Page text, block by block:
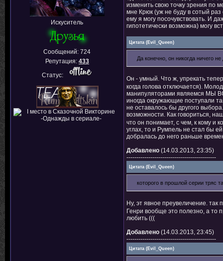
Искуситель
Сообщений:724
Репутация: 433
Статус:
изменить свою точку зрения по
мне Крюк (уж не буду в сотый
ему я могу посочувствовать. И
гипотетически возможна) могу
Цитата ( Evil_Queen)
Да конечно, он никогда ничего
Он - умный. Что ж, упрекать
когда голова отключается).
манипуляторами являемся МЫ
иногда окружающие поступали
не оставалось бы другого
возможности. Как говориться,
что он понимает, с чем, к кому и
углах, то и Румпель не стал бы
добралась до него раньше
Добавлено (14.03.2013, 23:35)
---------------------------------------------
Цитата ( Evil_Queen)
которого в прошлой серии тряс
Ну, эт явное преувеличение.
Генри вообще это полезно, а то
любить (((
Добавлено (14.03.2013, 23:45)
---------------------------------------------
Цитата ( Evil_Queen)